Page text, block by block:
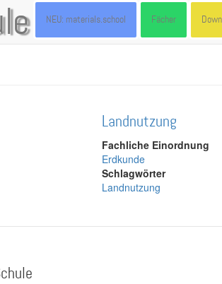
NEU: materials.school Fächer
Landnutzung
Fachliche Einordnung
Erdkunde
Schlagwörter
Landnutzung